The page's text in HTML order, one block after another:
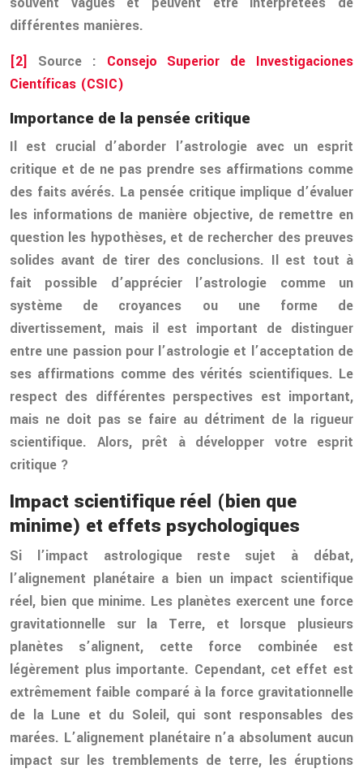
différentes manières.
[2] Source : Consejo Superior de Investigaciones
Científicas (CSIC)
Importance de la pensée critique
Il est crucial d’aborder l’astrologie avec un esprit
critique et de ne pas prendre ses affirmations comme
des faits avérés. La pensée critique implique d’évaluer
les informations de manière objective, de remettre en
question les hypothèses, et de rechercher des preuves
solides avant de tirer des conclusions. Il est tout à
fait possible d’apprécier l’astrologie comme un
système de croyances ou une forme de
divertissement, mais il est important de distinguer
entre une passion pour l’astrologie et l’acceptation de
ses affirmations comme des vérités scientifiques. Le
respect des différentes perspectives est important,
mais ne doit pas se faire au détriment de la rigueur
scientifique. Alors, prêt à développer votre esprit
critique ?
Impact scientifique réel (bien que
minime) et effets psychologiques
Si l’impact astrologique reste sujet à débat,
l’alignement planétaire a bien un impact scientifique
réel, bien que minime. Les planètes exercent une force
gravitationnelle sur la Terre, et lorsque plusieurs
planètes s’alignent, cette force combinée est
légèrement plus importante. Cependant, cet effet est
extrêmement faible comparé à la force gravitationnelle
de la Lune et du Soleil, qui sont responsables des
marées. L’alignement planétaire n’a absolument aucun
impact sur les tremblements de terre, les éruptions